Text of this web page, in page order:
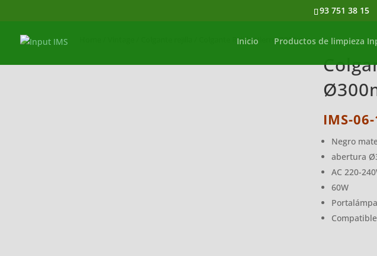
93 751 38 15
Inicio Productos de limpieza
/ Colgante Rejilla Hierro Ø300mm
IMS-
Negro
abertura
AC 220-
60W